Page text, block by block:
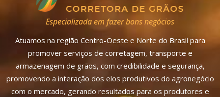
Especializada em fazer bons negócios
Atuamos na região Centro-Oeste e Norte do Brasil para
promover serviços de corretagem, transporte e
armazenagem de grãos, com credibilidade e segurança,
promovendo a interação dos elos produtivos do agronegócio
com o mercado, gerando resultados para os produtores e